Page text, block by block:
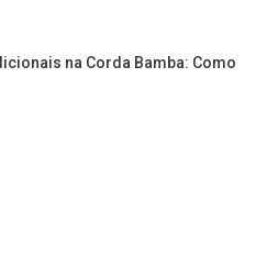
na Corda Bamba: Como